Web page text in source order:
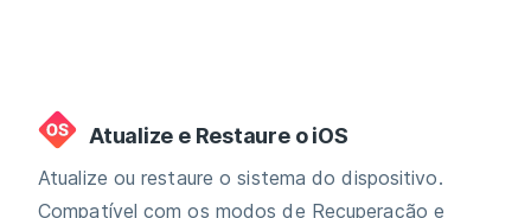
Atualize e Restaure o iOS
Atualize ou restaure o sistema do dispositivo.
Compatível com os modos de Recuperação e